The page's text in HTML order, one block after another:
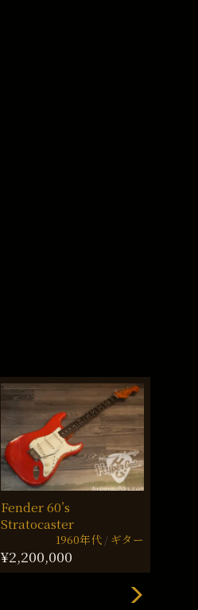
Fender 60’s
Stratocaster
1960年代 ギター
¥2,200,000